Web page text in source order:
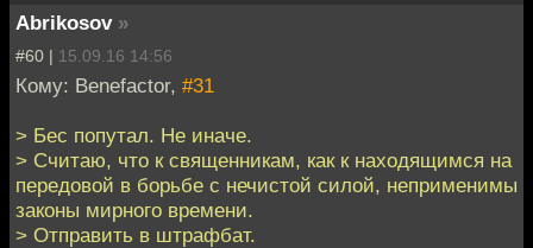
Abrikosov »
#60 | 15.09.16 14:56
Кому: Benefactor, #31
> Бес попутал. Не иначе.
> Считаю, что к священникам, как к находящимся на
передовой в борьбе с нечистой силой, неприменимы
законы мирного времени.
> Отправить в штрафбат.